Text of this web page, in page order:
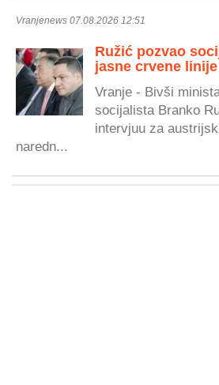
Vranjenews 07.08.2026 12:51
Ružić pozvao
jasne crvene
Vranje - Bivši
socijalista Branko
intervjuu za
naredn...